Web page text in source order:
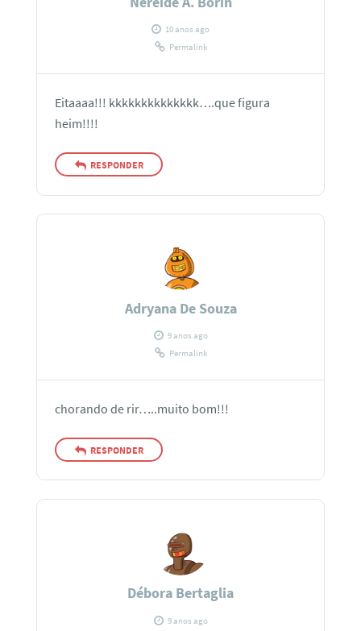
10 anos ago
Permalink
Eitaaaa!!! kkkkkkkkkkkkkk….que figura
heim!!!!
RESPONDER
Adryana De Souza
9 anos ago
Permalink
chorando de rir…..muito bom!!!
RESPONDER
Débora Bertaglia
9 anos ago